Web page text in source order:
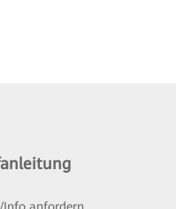
Info anfordern